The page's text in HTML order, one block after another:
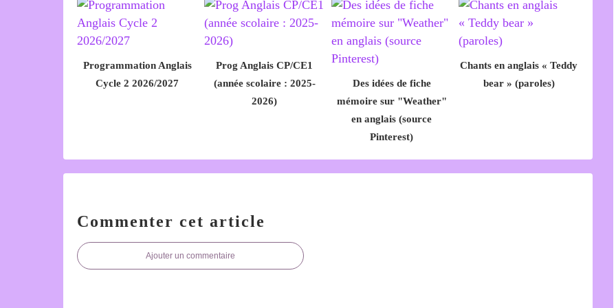
Programmation Anglais
Cycle 2 2026/2027
Prog Anglais CP/CE1
(année scolaire : 2025-
2026)
Des idées de fiche
mémoire sur "Weather"
en anglais (source
Pinterest)
Chants en anglais « Teddy
bear » (paroles)
Commenter cet article
Ajouter un commentaire